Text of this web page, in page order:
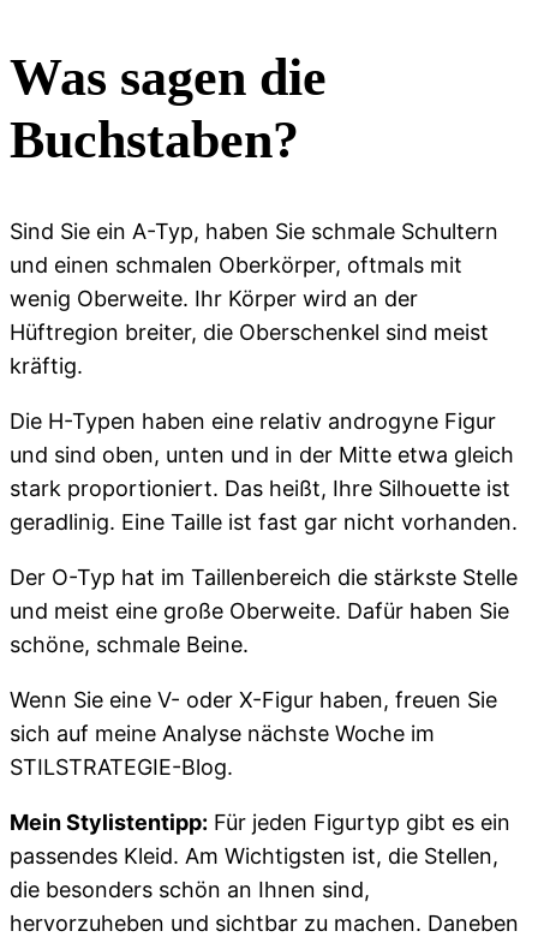
Was sagen die
Buchstaben?
Sind Sie ein A-Typ, haben Sie schmale Schultern
und einen schmalen Oberkörper, oftmals mit
wenig Oberweite. Ihr Körper wird an der
Hüftregion breiter, die Oberschenkel sind meist
kräftig.
Die H-Typen haben eine relativ androgyne Figur
und sind oben, unten und in der Mitte etwa gleich
stark proportioniert. Das heißt, Ihre Silhouette ist
geradlinig. Eine Taille ist fast gar nicht vorhanden.
Der O-Typ hat im Taillenbereich die stärkste Stelle
und meist eine große Oberweite. Dafür haben Sie
schöne, schmale Beine.
Wenn Sie eine V- oder X-Figur haben, freuen Sie
sich auf meine Analyse nächste Woche im
STILSTRATEGIE-Blog.
Mein Stylistentipp: Für jeden Figurtyp gibt es ein
passendes Kleid. Am Wichtigsten ist, die Stellen,
die besonders schön an Ihnen sind,
hervorzuheben und sichtbar zu machen. Daneben